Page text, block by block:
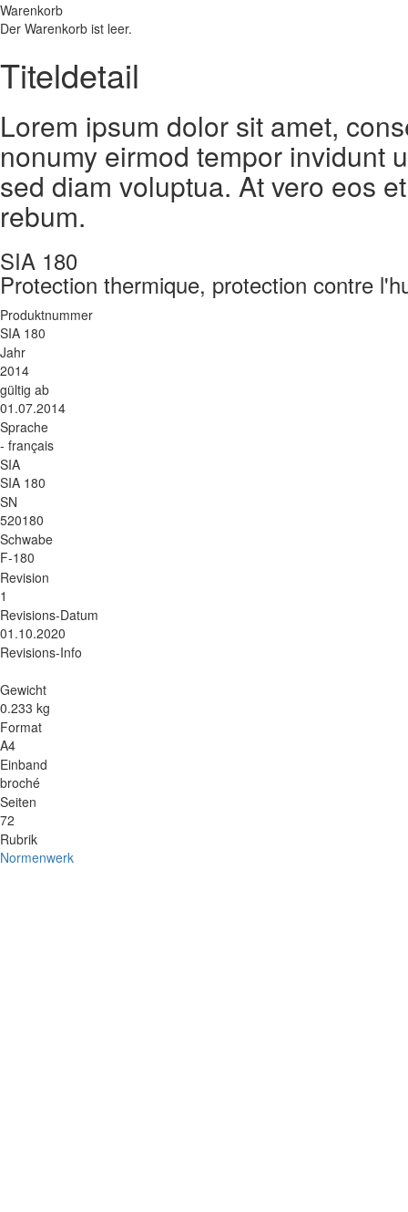
Warenkorb
Der Warenkorb ist leer.
Titeldetail
Lorem ipsum dolor sit amet,
nonumy eirmod tempor invidunt
sed diam voluptua. At vero eos
rebum.
SIA 180
Protection thermique, protection contre
Produktnummer
SIA 180
Jahr
2014
gültig ab
01.07.2014
Sprache
- français
SIA
SIA 180
SN
520180
Schwabe
F-180
Revision
1
Revisions-Datum
01.10.2020
Revisions-Info
Gewicht
0.233 kg
Format
A4
Einband
broché
Seiten
72
Rubrik
Normenwerk